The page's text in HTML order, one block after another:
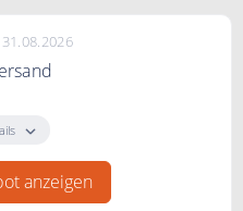
von 85€
anzeigen